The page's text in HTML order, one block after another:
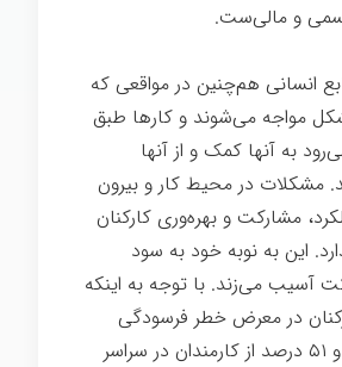
و مالی‌ست.
انسانی هم‌چنین در مواقعی که
مواجه می‌شوند و کارها طبق
به آنها کمک و از آنها
مشکلات در محیط کار و بیرون
مشارکت و بهره‌وری کارکنان
این به نوبه خود به سود
آسیب می‌زند. با توجه به اینکه
در معرض خطر فرسودگی
شغلی هستند و ۵۱ درصد از کارمندان در سراسر